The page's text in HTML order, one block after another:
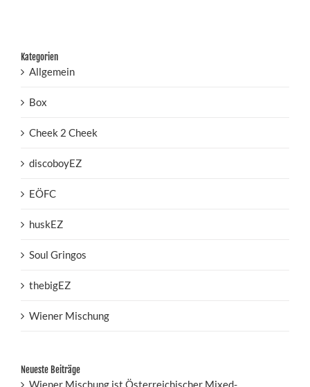
Kategorien
Allgemein
Box
Cheek 2 Cheek
discoboyEZ
EÖFC
huskEZ
Soul Gringos
thebigEZ
Wiener Mischung
Neueste Beiträge
Wiener Mischung ist Österreichischer Mixed-